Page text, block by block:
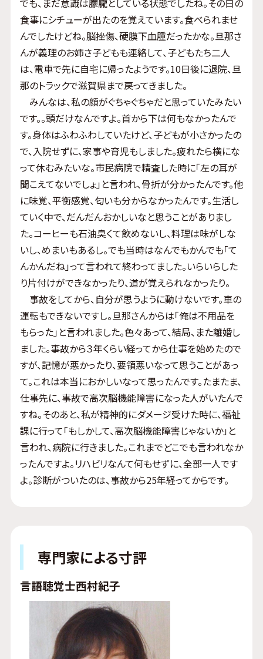
でも、まだ意識は朦朧としている状態でしたね。その日の
食事にシチューが出たのを覚えています。食べられませ
んでしたけどね。脳挫傷、硬膜下血腫だったかな。旦那さ
んが義理のお姉さ子どもも連絡して、子どもたち二人
は、電車で先に自宅に帰ったようです。10日後に退院、旦
那のトラックで滋賀県まで戻ってきました。
みんなは、私の顔がぐちゃぐちゃだと思っていたみたい
です。。頭だけなんですよ。首から下は何もなかったんで
す。身体はふわふわしていたけど、子どもが小さかったの
で、入院せずに、家事や育児もしました。疲れたら横にな
って休むみたいな。市民病院で精査した時に「左の耳が
聞こえてないでしょ」と言われ、骨折が分かったんです。他
に味覚、平衡感覚、匂いも分からなかったんです。生活し
ていく中で、だんだんおかしいなと思うことがありまし
た。コーヒーも石油臭くて飲めないし、料理は味がしな
いし、めまいもあるし。でも当時はなんでもかんでも「て
んかんだね」って言われて終わってました。いらいらした
り片付けができなかったり、道が覚えられなかったり。
事故をしてから、自分が思うように動けないです。車の
運転もできないですし。旦那さんからは「俺は不用品を
もらった」と言われました。色々あって、結局、また離婚し
ました。事故から３年くらい経ってから仕事を始めたので
すが、記憶が悪かったり、要領悪いなって思うことがあっ
て。これは本当におかしいなって思ったんです。たまたま、
仕事先に、事故で高次脳機能障害になった人がいたんで
すね。そのあと、私が精神的にダメージ受けた時に、福祉
課に行って「もしかして、高次脳機能障害じゃないか」と
言われ、病院に行きました。これまでどこでも言われなか
ったんですよ。リハビリなんて何もせずに、全部一人です
よ。診断がついたのは、事故から25年経ってからです。
専門家による寸評
言語聴覚士西村紀子